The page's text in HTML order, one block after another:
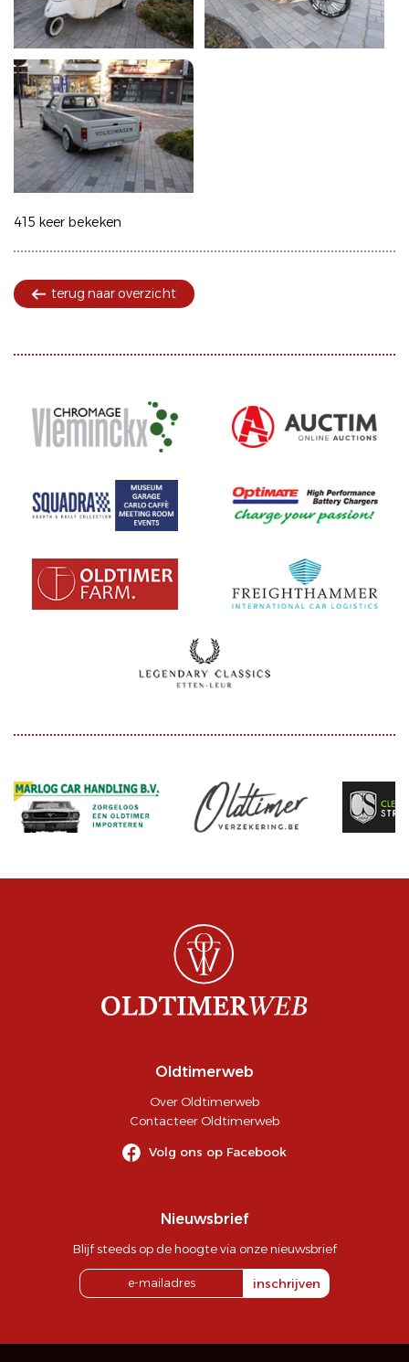
415 keer bekeken
terug naar overzicht
Oldtimerweb
Over Oldtimerweb
Contacteer Oldtimerweb
Volg ons op Facebook
Nieuwsbrief
Blijf steeds op de hoogte via onze nieuwsbrief
inschrijven